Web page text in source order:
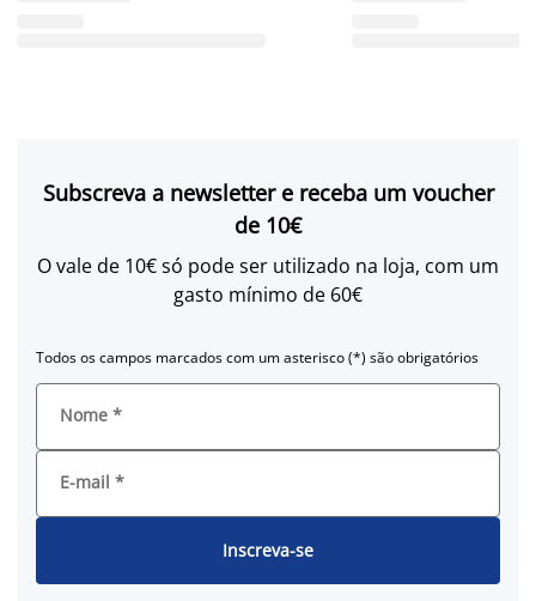
Subscreva a newsletter e receba um voucher
de 10€
O vale de 10€ só pode ser utilizado na loja, com um
gasto mínimo de 60€
Todos os campos marcados com um asterisco (*) são obrigatórios
Nome *
E-mail *
Inscreva-se